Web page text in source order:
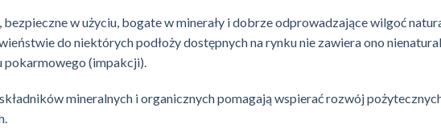
w użyciu, bogate w minerały i dobrze odprowadzające wilgoć
do niektórych podłoży dostępnych na rynku nie zawiera ono
(impakcji).
mineralnych i organicznych pomagają wspierać rozwój